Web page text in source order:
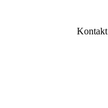
Kontakt